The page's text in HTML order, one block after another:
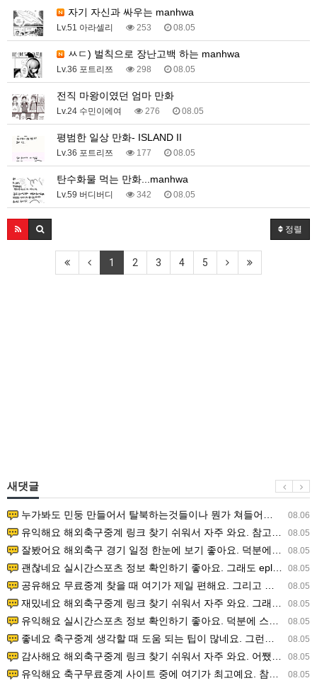
자기 자신과 싸우는 manhwa
Lv.51 아라셀리 253 08.05
ㅆㄷ) 벌칙으로 장난고백 하는 manhwa
Lv.36 포트리쯔 298 08.05
전직 마왕이였던 엄마 만화
Lv.24 수민이에여 276 08.05
평범한 일상 만화- ISLAND II
Lv.36 포트리쯔 177 08.05
탄수화물 먹는 만화...manhwa
Lv.59 버디버디 342 08.05
정렬
1 2 3 4 5
새댓글
08.06
누가봐도 민둥 만들어서 탈북하는것들이나 뭔가 쳐들어오는 낌새를 미리 알아차리기 위함이지 저걸 전쟁준비라고 하…
08.05
유익해요 해외축구중계 링크 찾기 쉬워서 자주 와요. 참고로 무료스포츠중계 정보 확인할 때 출처 꼭 체크해요.…
08.05
잘봤어요 해외축구 경기 일정 한눈에 보기 좋아요. 덕분에 epl중계 볼 때 공식 중계 채널 먼저 찾아봐요. …
08.05
괜찮네요 실시간스포츠 정보 확인하기 좋아요. 그래도 epl중계 볼 때 공식 중계 채널 먼저 찾아봐요. 북마크…
08.05
공유해요 무료중계 찾을 때 여기가 제일 편해요. 그리고 무료스포츠중계 정보 확인할 때 출처 꼭 체크해요. 앞…
08.05
재밌네요 해외축구중계 링크 찾기 쉬워서 자주 와요. 그래서 해외축구중계도 정식 서비스로 봐야 안전해요. 다음…
08.05
유익해요 실시간스포츠 정보 확인하기 좋아요. 덕분에 스포츠중계는 합법적인 경로로만 시청하려 해요. 좋은 정보…
08.05
좋네요 축구중계 생각할 때 도움 되는 팁이 많네요. 그런데 해외축구중계도 정식 서비스로 봐야 안전해요. 다음…
08.05
감사해요 해외축구중계 링크 찾기 쉬워서 자주 와요. 어쨌든 축구무료중계도 합법적인 곳에서 봐야 마음 편해요.…
08.05
유익해요 축구무료중계 사이트 중에 여기가 최고예요. 참고로 축구무료중계도 합법적인 곳에서 봐야 마음 편해요.…